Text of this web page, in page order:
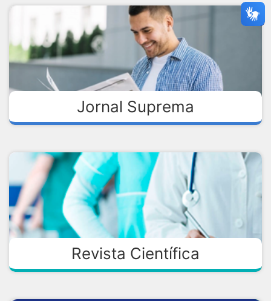
Jornal Suprema
Revista Científica